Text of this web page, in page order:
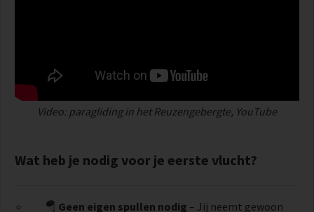
Video: paragliding in het Reuzengebergte, YouTube
Wat heb je nodig voor je eerste vlucht?
🪂 Geen eigen spullen nodig – Jij neemt gewoon